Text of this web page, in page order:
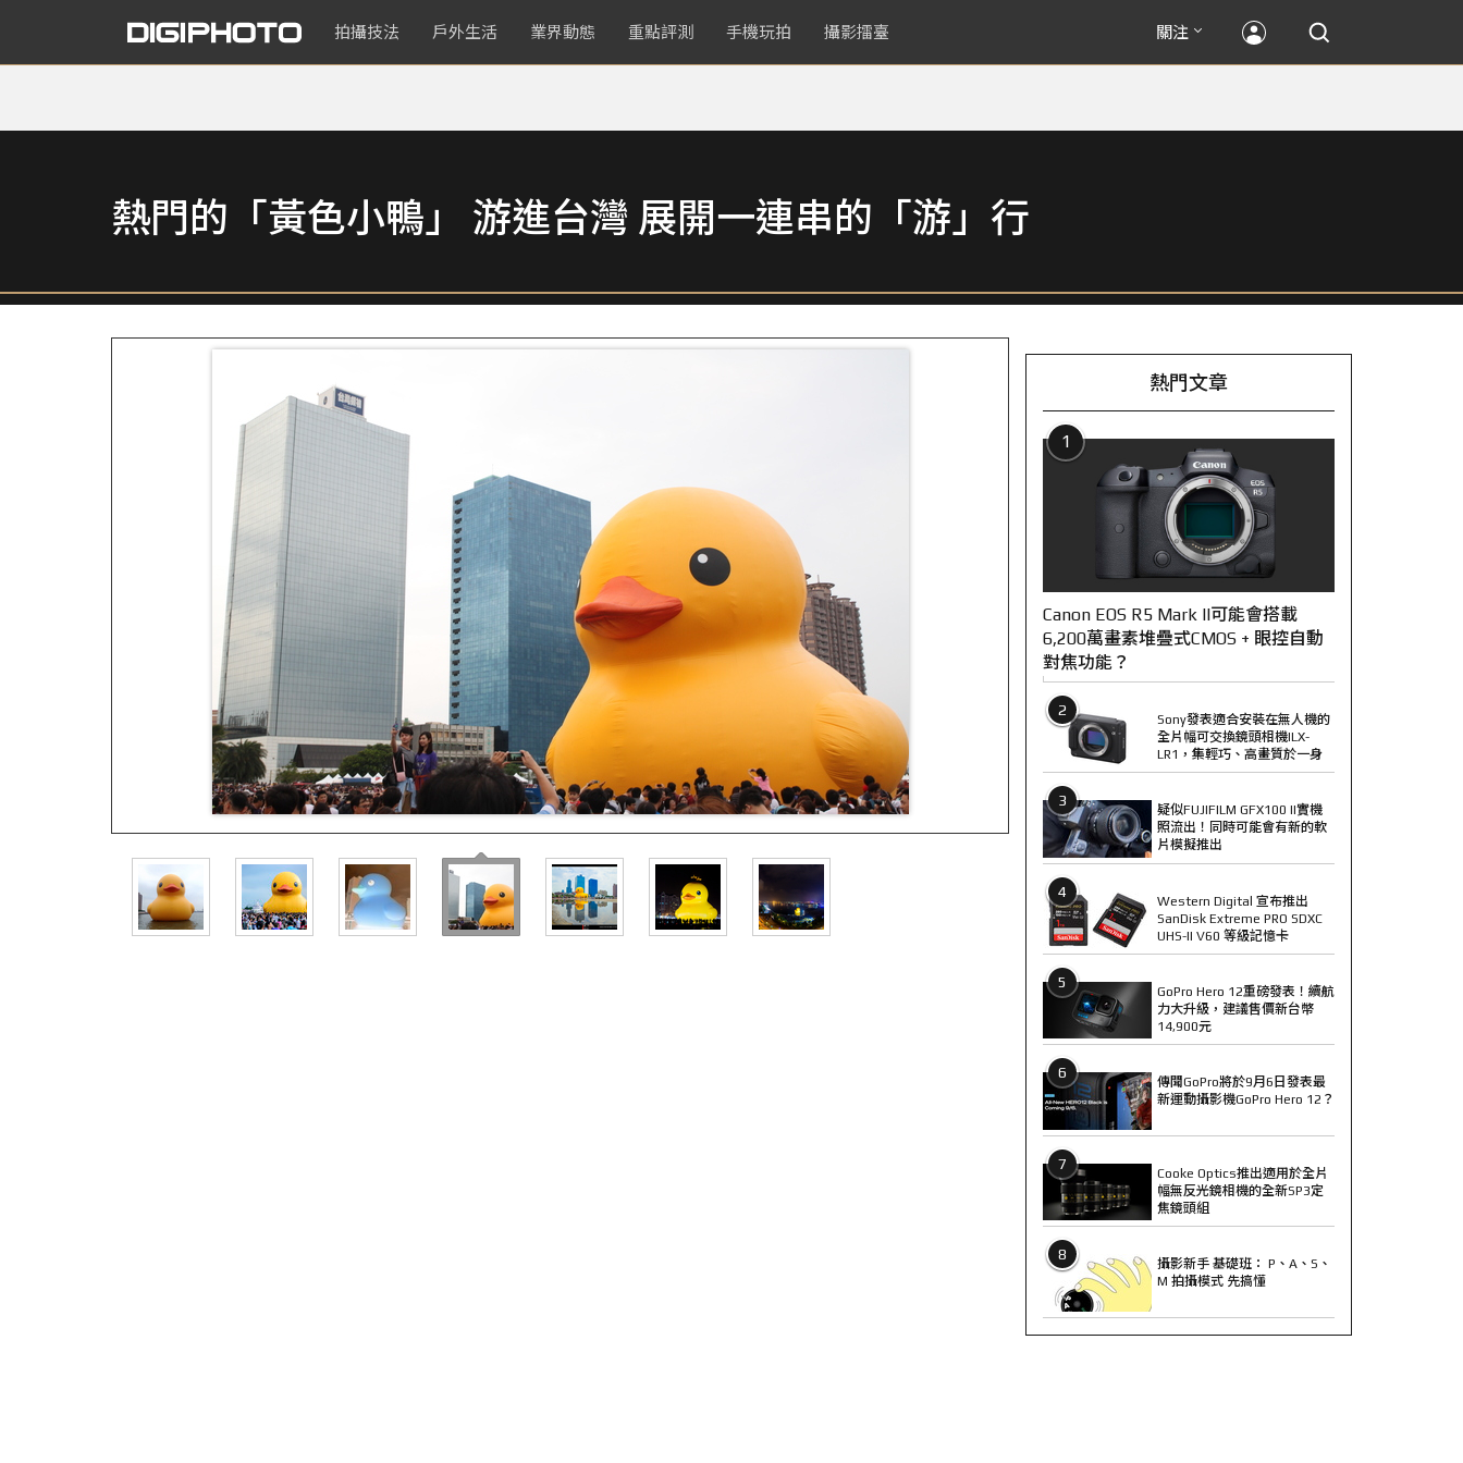
拍攝技法 戶外生活 業界動態 重點評測 手機玩拍 攝影擂臺 關注
熱門的「黃色小鴨」 游進台灣 展開一連串的「游」行
熱門文章
1
Canon EOS R5 Mark II可能會搭載
6,200萬畫素堆疊式CMOS + 眼控自動
對焦功能？
2
Sony發表適合安裝在無人機的
全片幅可交換鏡頭相機ILX-
LR1，集輕巧、高畫質於一身
3
疑似FUJIFILM GFX100 II實機
照流出！同時可能會有新的軟
片模擬推出
4
Western Digital 宣布推出
SanDisk Extreme PRO SDXC
UHS-II V60 等級記憶卡
5
GoPro Hero 12重磅發表！續航
力大升級，建議售價新台幣
14,900元
6
傳聞GoPro將於9月6日發表最
新運動攝影機GoPro Hero 12？
7
Cooke Optics推出適用於全片
幅無反光鏡相機的全新SP3定
焦鏡頭組
8
攝影新手 基礎班： P、A、S、
M 拍攝模式 先搞懂